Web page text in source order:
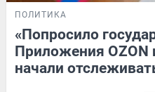
ПОЛИТИКА
«Попросило
Приложения OZON
начали